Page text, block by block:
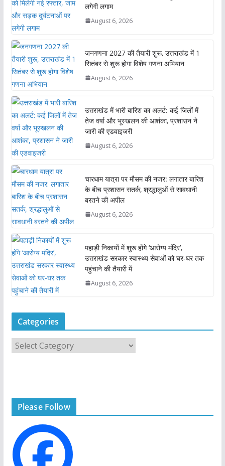
लगेगी लगाम
August 6, 2026
जनगणना 2027 की तैयारी शुरू, उत्तराखंड में 1
सितंबर से शुरू होगा विशेष गणना अभियान
August 6, 2026
उत्तराखंड में भारी बारिश का अलर्ट: कई जिलों में
तेज वर्षा और भूस्खलन की आशंका, प्रशासन ने
जारी की एडवाइजरी
August 6, 2026
चारधाम यात्रा पर मौसम की नजर: लगातार बारिश
के बीच प्रशासन सतर्क, श्रद्धालुओं से सावधानी
बरतने की अपील
August 6, 2026
पहाड़ी निकायों में शुरू होंगे ‘आरोग्य मंदिर’,
उत्तराखंड सरकार स्वास्थ्य सेवाओं को घर-घर तक
पहुंचाने की तैयारी में
August 6, 2026
Categories
a
r
e
s
Please Follow